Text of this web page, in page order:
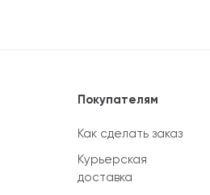
Покупателям
Как сделать заказ
Курьерская
доставка